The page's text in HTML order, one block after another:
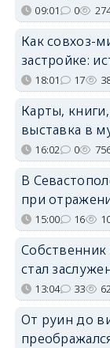
09:01 0
Как совхоз-
застройке:
18:01 17
Карты,
выставка в
16:02 0
В
при
15:00 16
стал
13:04 33
От руин до